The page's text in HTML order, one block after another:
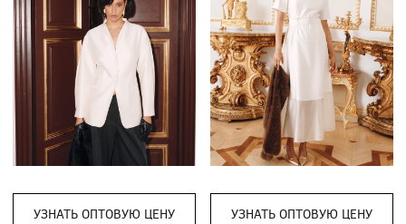
УЗНАТЬ ОПТОВУЮ ЦЕНУ УЗНАТЬ ОПТОВУЮ ЦЕНУ